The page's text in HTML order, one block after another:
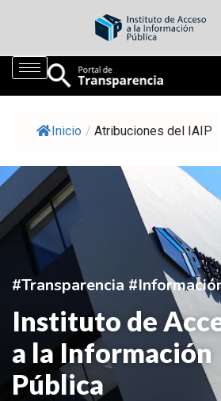
Inicio / Atribuciones del IAIP
#Transparencia
Instituto de
a la Información
Pública